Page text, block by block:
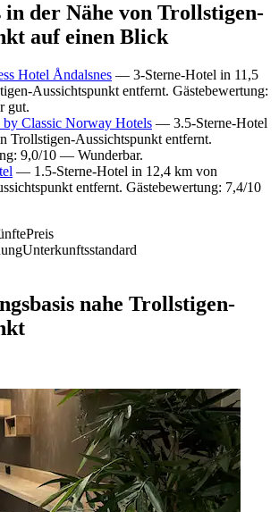
in der Nähe von Trollstigen-
auf einen Blick
Hotel Åndalsnes — 3-Sterne-Hotel in 11,5
Aussichtspunkt entfernt. Gästebewertung:
gut.
Classic Norway Hotels — 3.5-Sterne-Hotel
Trollstigen-Aussichtspunkt entfernt.
9,0/10 — Wunderbar.
— 1.5-Sterne-Hotel in 12,4 km von
entfernt. Gästebewertung: 7,4/10
Preis
Unterkunftsstandard
nahe Trollstigen-